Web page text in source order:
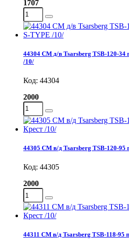
1707
44304 СМ д/в Tsarsberg TSB-120-34
/10/
Код: 44304
2000
44305 СМ в/д Tsarsberg TSB-120-95
Код: 44305
2000
44311 СМ в/д Tsarsberg TSB-118-95